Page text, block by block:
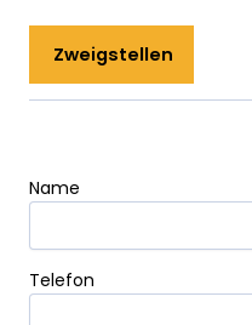
Zweigstellen
Bitte lasse dieses Feld leer.
Name
Telefon